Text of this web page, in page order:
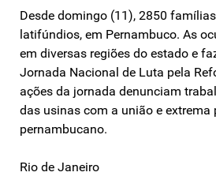
Desde domingo (11), 2850
latifúndios, em Pernambuco. As
em diversas regiões do estado e
Jornada Nacional de Luta pela
ações da jornada denunciam
das usinas com a união e extrema
pernambucano.
Rio de Janeiro